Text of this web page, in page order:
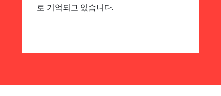
로 기억되고 있습니다.